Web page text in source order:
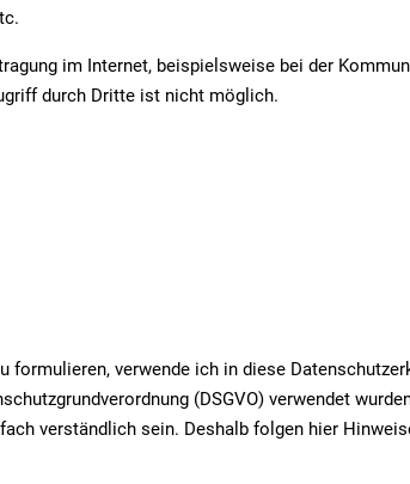
im Internet, beispielsweise bei der
durch Dritte ist nicht möglich.
formulieren, verwende ich in diese
(DSGVO) verwendet
verständlich sein. Deshalb folgen hier